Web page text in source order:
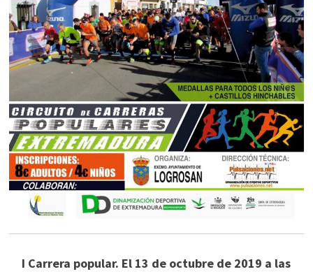
I Carrera popular. El 13 de octubre de 2019 a las